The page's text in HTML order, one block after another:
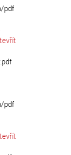
pdf
pdf